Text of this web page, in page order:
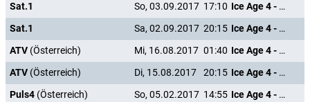
Sat.1
So, 03.09.2017 17:10
Ice Age 4 - Voll verschoben
Sat.1
Sa, 02.09.2017 20:15
Ice Age 4 - Voll verschoben
ATV (Österreich) Mi, 16.08.2017 01:40
Ice Age 4 - Voll verschoben
ATV (Österreich) Di, 15.08.2017 20:15
Ice Age 4 - Voll verschoben
Puls4 (Österreich) So, 05.02.2017 14:55
Ice Age 4 - Voll verschoben